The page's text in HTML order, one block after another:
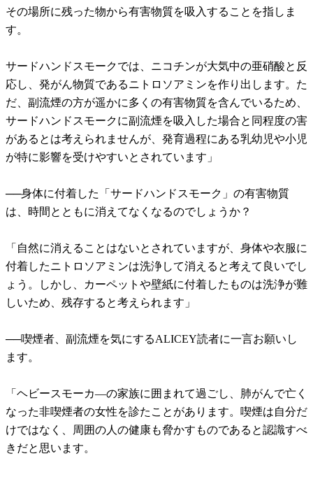
その場所に残った物から有害物質を吸入することを指しま
す。
サードハンドスモークでは、ニコチンが大気中の亜硝酸と反
応し、発がん物質であるニトロソアミンを作り出します。た
だ、副流煙の方が遥かに多くの有害物質を含んでいるため、
サードハンドスモークに副流煙を吸入した場合と同程度の害
があるとは考えられませんが、発育過程にある乳幼児や小児
が特に影響を受けやすいとされています」
──身体に付着した「サードハンドスモーク」の有害物質
は、時間とともに消えてなくなるのでしょうか？
「自然に消えることはないとされていますが、身体や衣服に
付着したニトロソアミンは洗浄して消えると考えて良いでし
ょう。しかし、カーペットや壁紙に付着したものは洗浄が難
しいため、残存すると考えられます」
──喫煙者、副流煙を気にするALICEY読者に一言お願いし
ます。
「ヘビースモーカ―の家族に囲まれて過ごし、肺がんで亡く
なった非喫煙者の女性を診たことがあります。喫煙は自分だ
けではなく、周囲の人の健康も脅かすものであると認識すべ
きだと思います。